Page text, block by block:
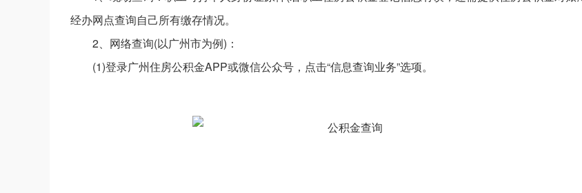
经办网点查询自己所有缴存情况。
2、网络查询(以广州市为例)：
(1)登录广州住房公积金APP或微信公众号，点击“信息查询业务”选项。